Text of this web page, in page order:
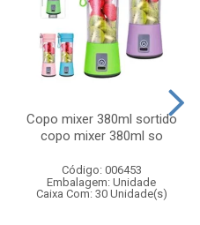
Copo mixer 380ml sortido
copo mixer 380ml so
Código: 006453
Embalagem: Unidade
Caixa Com: 30 Unidade(s)